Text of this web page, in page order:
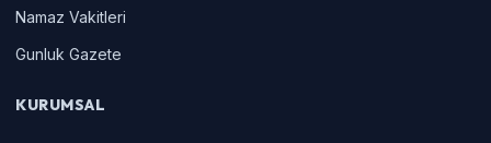
Namaz Vakitleri
Gunluk Gazete
KURUMSAL